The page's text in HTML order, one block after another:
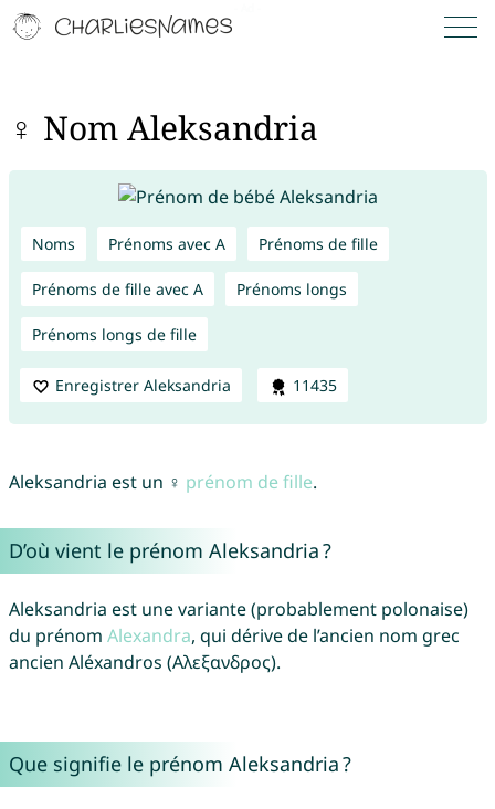
♀ Nom Aleksandria
Noms Prénoms avec A Prénoms de fille
Prénoms de fille avec A Prénoms longs
Prénoms longs de fille
Enregistrer Aleksandria 11435
Aleksandria est un ♀ prénom de fille.
D’où vient le prénom Aleksandria ?
Aleksandria est une variante (probablement polonaise)
du prénom Alexandra, qui dérive de l’ancien nom grec
ancien Aléxandros (Αλεξανδρος).
Que signifie le prénom Aleksandria ?